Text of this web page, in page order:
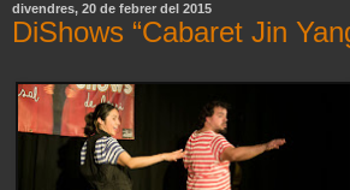
divendres, 20 de febrer del 2015
DiShows “Cabaret Jin